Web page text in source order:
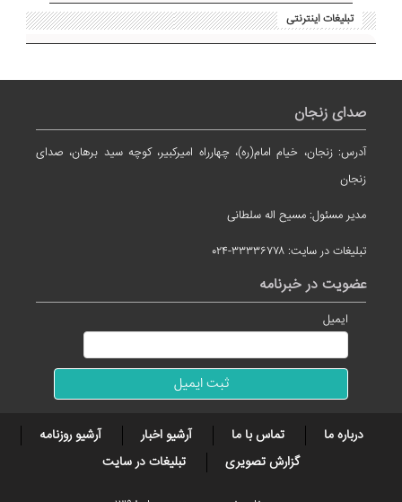
تبلیغات اینترنتی
صدای زنجان
آدرس: زنجان، خیام امام(ره)، چهارراه امیرکبیر، کوچه سید برهان، صدای
زنجان
مدیر مسئول: مسیح اله سلطانی
تبلیغات در سایت: ۳۳۳۳۶۷۷۸-۰۲۴
عضویت در خبرنامه
ایمیل
درباره ما تماس با ما آرشیو اخبار
آرشیو روزنامه
گزارش تصویری
تبلیغات در سایت